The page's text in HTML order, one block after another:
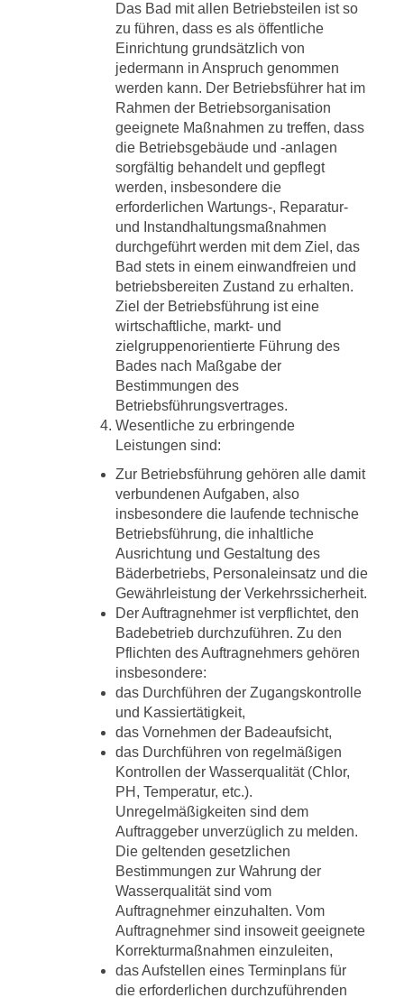
Das Bad mit allen Betriebsteilen ist so
zu führen, dass es als öffentliche
Einrichtung grundsätzlich von
jedermann in Anspruch genommen
werden kann. Der Betriebsführer hat im
Rahmen der Betriebsorganisation
geeignete Maßnahmen zu treffen, dass
die Betriebsgebäude und -anlagen
sorgfältig behandelt und gepflegt
werden, insbesondere die
erforderlichen Wartungs-, Reparatur-
und Instandhaltungsmaßnahmen
durchgeführt werden mit dem Ziel, das
Bad stets in einem einwandfreien und
betriebsbereiten Zustand zu erhalten.
Ziel der Betriebsführung ist eine
wirtschaftliche, markt- und
zielgruppenorientierte Führung des
Bades nach Maßgabe der
Bestimmungen des
Betriebsführungsvertrages.
Wesentliche zu erbringende
Leistungen sind:
Zur Betriebsführung gehören alle damit
verbundenen Aufgaben, also
insbesondere die laufende technische
Betriebsführung, die inhaltliche
Ausrichtung und Gestaltung des
Bäderbetriebs, Personaleinsatz und die
Gewährleistung der Verkehrssicherheit.
Der Auftragnehmer ist verpflichtet, den
Badebetrieb durchzuführen. Zu den
Pflichten des Auftragnehmers gehören
insbesondere:
das Durchführen der Zugangskontrolle
und Kassiertätigkeit,
das Vornehmen der Badeaufsicht,
das Durchführen von regelmäßigen
Kontrollen der Wasserqualität (Chlor,
PH, Temperatur, etc.).
Unregelmäßigkeiten sind dem
Auftraggeber unverzüglich zu melden.
Die geltenden gesetzlichen
Bestimmungen zur Wahrung der
Wasserqualität sind vom
Auftragnehmer einzuhalten. Vom
Auftragnehmer sind insoweit geeignete
Korrekturmaßnahmen einzuleiten,
das Aufstellen eines Terminplans für
die erforderlichen durchzuführenden